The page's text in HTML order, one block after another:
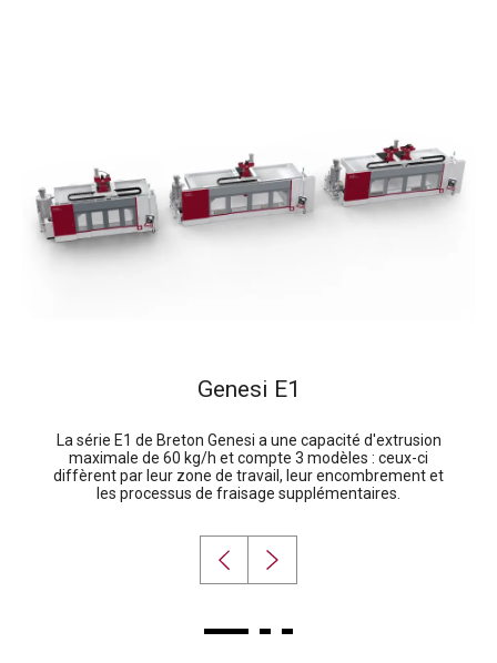
Genesi E1
La série E1 de Breton Genesi a une capacité d'extrusion
maximale de 60 kg/h et compte 3 modèles : ceux-ci
diffèrent par leur zone de travail, leur encombrement et
les processus de fraisage supplémentaires.